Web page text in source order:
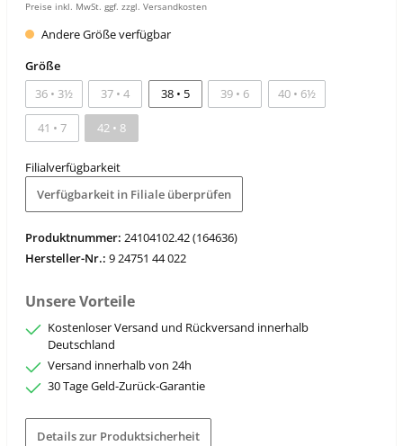
Preise inkl. MwSt. ggf. zzgl. Versandkosten
Andere Größe verfügbar
Größe
36 • 3½
37 • 4 38 • 5 39 • 6 40 • 6½
41 • 7 42 • 8
Filialverfügbarkeit
Verfügbarkeit in Filiale überprüfen
Produktnummer: 24104102.42 (164636)
Hersteller-Nr.: 9 24751 44 022
Unsere Vorteile
Kostenloser Versand und Rückversand innerhalb
Deutschland
Versand innerhalb von 24h
30 Tage Geld-Zurück-Garantie
Details zur Produktsicherheit